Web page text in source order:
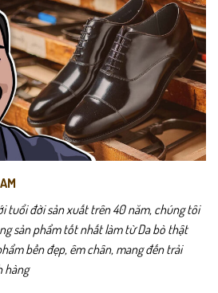
chiều giúp áo ôm nhẹ cơ thể mà
nhìn cận cảnh, từng sợi vải đan mịn đều
nhẹ như không mặc. Màu xanh dương
tuổi đời sản xuất trên 40 năm, chúng tôi
sản phẩm tốt nhất làm từ Da bò thật
bền đẹp, êm chân, mang đến trải
hàng